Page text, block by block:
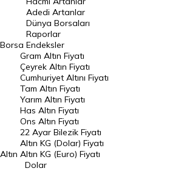
Geçmiş Kapanışlar
Dünya Borsaları
Raporlar
Endeksler
DÖVİZ
Döviz Kuru
Dolar Kuru
Euro Kuru
Borsa
Adedi Artanlar
Dünya Borsaları
Raporlar
Endeksler
Altın
Gram Altın Fiyatı
Çeyrek Altın Fiyatı
Cumhuriyet Altını Fiyatı
Tam Altın Fiyatı
Yarım Altın Fiyatı
Has Altın Fiyatı
Ons Altın Fiyatı
22 Ayar Bilezik Fiyatı
Altın KG (Dolar) Fiyatı
Altın KG (Euro) Fiyatı
Dolar